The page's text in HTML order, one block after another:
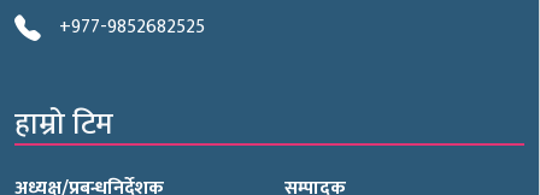
+977-9852682525
हाम्रो टिम
अध्यक्ष/प्रबन्धनिर्देशक सम्पादक